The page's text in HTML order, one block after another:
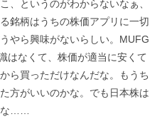
、というのがわからないなぁ、
銘柄はうちの株価アプリに一切
やら興味がないらしい。MUFG
はなくて、株価が適当に安くて
ら買っただけなんだな。もうち
方がいいのかな。でも日本株は
な……